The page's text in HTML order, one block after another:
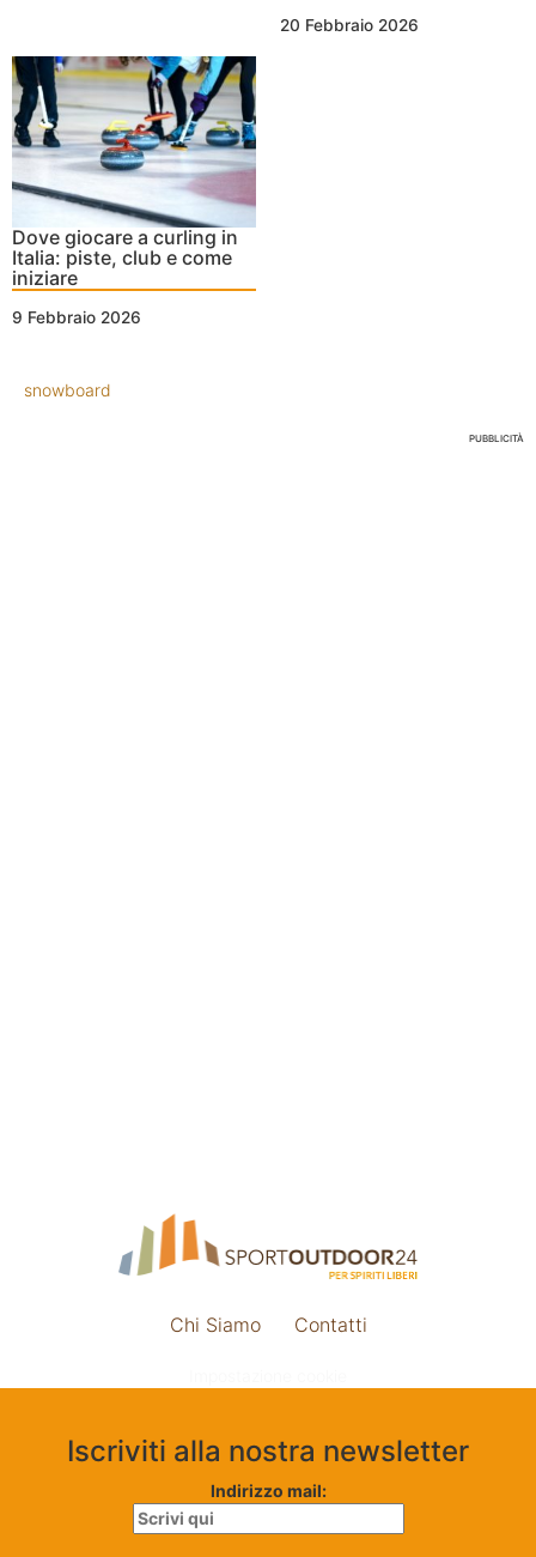
20 Febbraio 2026
Dove giocare a curling in
Italia: piste, club e come
iniziare
9 Febbraio 2026
snowboard
PUBBLICITÀ
Chi Siamo Contatti
Iscriviti alla nostra newsletter
Indirizzo mail: